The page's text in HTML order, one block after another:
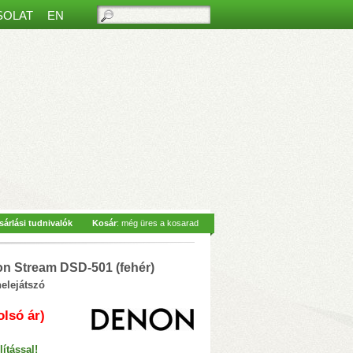
EN
beltéri monitorral
– Hívásfogadás
Siri hangvezérlés
– 2-vezetékes
tudnivalók Kosár: még üres a kosarad
Stream DSD-501 (fehér)
ár)